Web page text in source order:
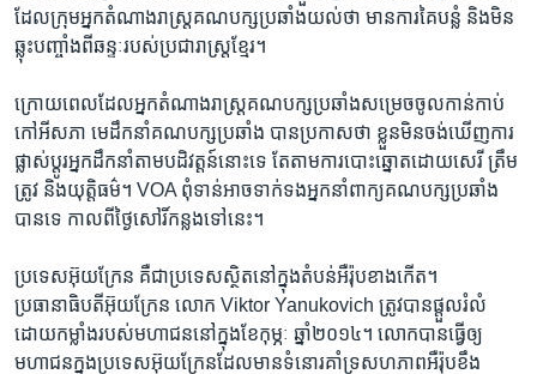
ដែល​ក្រុមអ្នកតំណាង​រាស្ត្រ​គណបក្ស​ប្រឆាំង​យល់​ថា​ មាន​ការ​គៃបន្លំ​ និង​មិន​
ឆ្លុះ​បញ្ចាំង​ពី​ឆន្ទៈរបស់​ប្រជា​រាស្ត្រ​ខ្មែរ។
ក្រោយ​ពេល​ដែល​អ្នក​តំណាង​រាស្ត្រ​គណបក្ស​ប្រឆាំងសម្រេច​ចូល​កាន់កាប់​
កៅ​អី​សភា​ មេដឹកនាំ​គណបក្ស​ប្រឆាំង​ បាន​ប្រកាស​ថា​ ខ្លួន​មិន​ចង់​ឃើញ​ការ​
ផ្លាស់​ប្តូរ​អ្នក​ដឹក​នាំ​តាម​បដិវត្តន៍​នោះ​ទេ​ តែ​តាម​ការ​បោះ​ឆ្នោត​ដោយ​សេរី​ ត្រឹម
ត្រូវ​ និង​យុត្តិធម៌។​ VOA ​ពុំទាន់​អាច​ទាក់​ទង​អ្នកនាំពាក្យ​គណបក្ស​ប្រឆាំង​
បាន​ទេ​ កាល​ពីថ្ងៃ​សៅរិ៍​កន្លង​ទៅ​នេះ​។​
ប្រទេស​អ៊ុយក្រែន​ ​គឺជា​ប្រទេស​ស្ថិត​នៅ​ក្នុង​តំបន់​អឺរ៉ុប​ខាង​កើត។​ ​
ប្រធានាធិបតីអ៊ុយក្រែន​ ​លោក​ Viktor Yanukovich​ ត្រូវ​បាន​ផ្តួលរំលំ​
ដោយ​កម្លាំង​របស់​មហាជន​នៅ​ក្នុង​ខែ​កុម្ភៈ​ ឆ្នាំ​២០១៤​។​ លោក​បាន​ធ្វើឲ្យ
មហាជន​ក្នុង​ប្រទេស​អ៊ុយក្រែន​ដែល​មាន​ទំនោរ​គាំទ្រ​សហភាព​អឺរ៉ុប​ខឹង